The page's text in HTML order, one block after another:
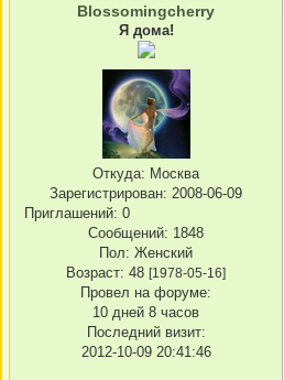
Blossomingcherry
Я дома!
Откуда: Москва
Зарегистрирован: 2008-06-09
Приглашений: 0
Сообщений: 1848
Пол: Женский
Возраст: 48 [1978-05-16]
Провел на форуме:
10 дней 8 часов
Последний визит:
2012-10-09 20:41:46